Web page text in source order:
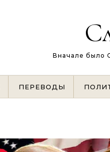
Вначале было
ПЕРЕВОДЫ